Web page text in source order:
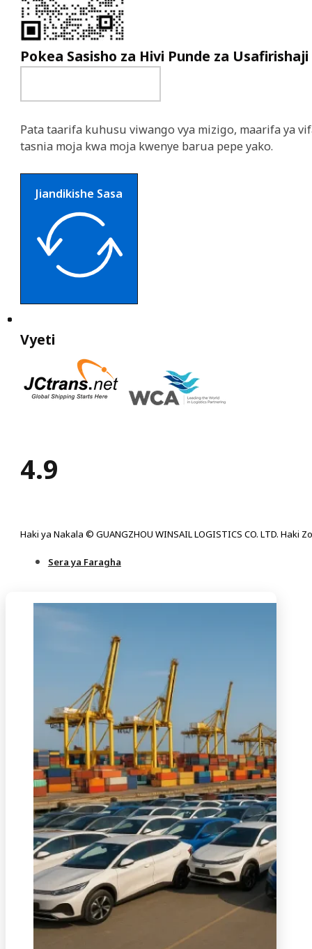
Pokea Sasisho za Hivi Punde za Usafirishaji
Pata taarifa kuhusu viwango vya mizigo, maarifa ya
tasnia moja kwa moja kwenye barua pepe yako.
Jiandikishe Sasa
Vyeti
4.9
Haki ya Nakala © GUANGZHOU WINSAIL LOGISTICS CO. LTD. Haki
Sera ya Faragha